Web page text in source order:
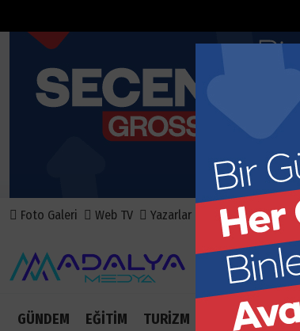
Foto Galeri Web TV Yazarlar Anketler Nöbetçi
GÜNDEM EĞİTİM TURİZM EKONOMİ